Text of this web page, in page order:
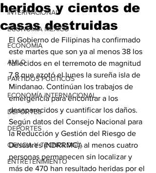
INTERNACIONAL
ECONOMÍA MÉXICO
ECONOMÍA
AMLO
PARTIDOS POLÍTICOS
ECONOMÍA INTERNACIONAL
DEPORTES
DEPORTES
CIENCIA Y TECNOLOGÍA
ENTRETENIMIENTO
heridos y cientos de
casas destruidas
El Gobierno de Filipinas ha confirmado
este martes que son ya al menos 38 los
fallecidos en el terremoto de magnitud
7,8 que azotó el lunes la sureña isla de
Mindanao. Continúan los trabajos de
emergencia para encontrar a los
desaparecidos y cuantificar los daños.
Según datos del Consejo Nacional para
la Reducción y Gestión del Riesgo de
Desastres (NDRRMC), al menos cuatro
personas permanecen sin localizar y
más de 470 han resultado heridas por el